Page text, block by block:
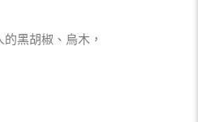
黑胡椒、烏木，